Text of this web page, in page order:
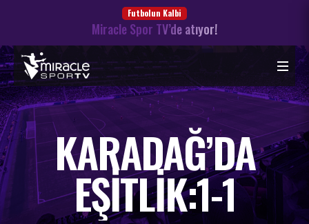
Futbolun Kalbi
Miracle Spor TV’de atıyor!
KARADAĞ’DA
EŞITLIK:1-1